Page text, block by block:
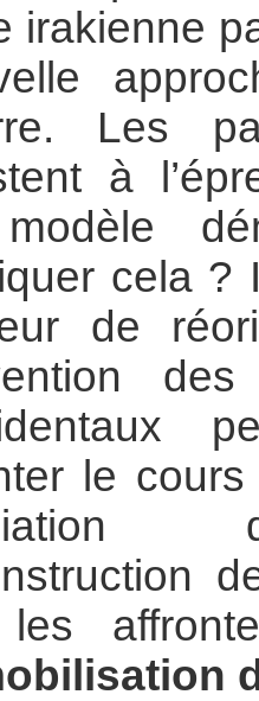
irakienne
Les
à
cela ?
de
le